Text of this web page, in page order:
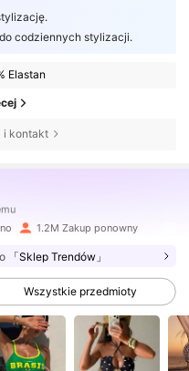
codziennych stylizacji.
Elastan
i kontakt
minut(y) temu
1.2M Zakup ponowny
「Sklep Trendów」
Wszystkie przedmioty